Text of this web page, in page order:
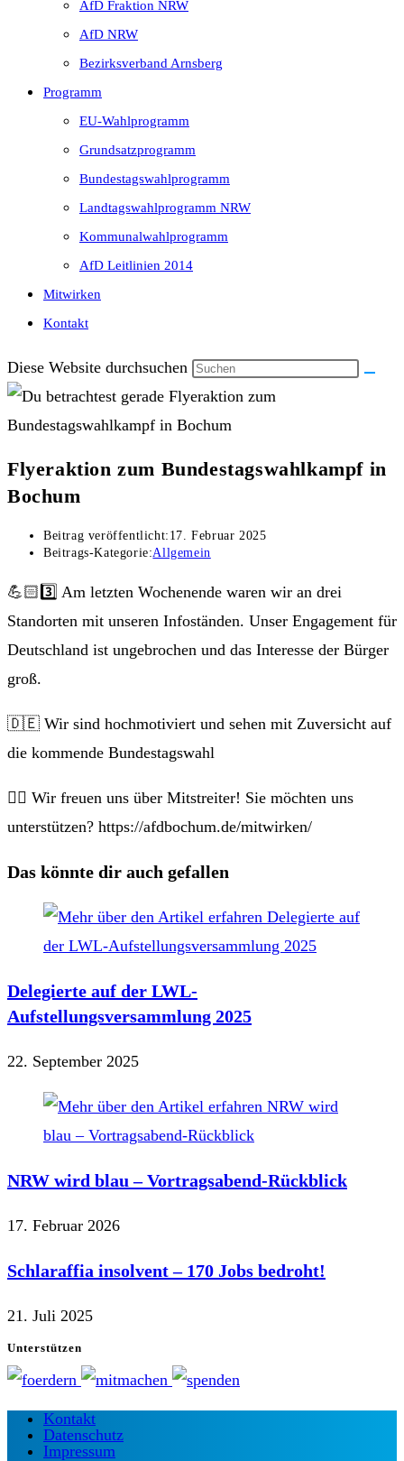
AfD Fraktion NRW
AfD NRW
Bezirksverband Arnsberg
Programm
EU-Wahlprogramm
Grundsatzprogramm
Bundestagswahlprogramm
Landtagswahlprogramm NRW
Kommunalwahlprogramm
AfD Leitlinien 2014
Mitwirken
Kontakt
Diese Website durchsuchen
Flyeraktion zum Bundestagswahlkampf in
Bochum
Beitrag veröffentlicht: 17. Februar 2025
Beitrags-Kategorie:Allgemein
💪🏻3️⃣ Am letzten Wochenende waren wir an drei
Standorten mit unseren Infoständen. Unser Engagement für
Deutschland ist ungebrochen und das Interesse der Bürger
groß.
🇩🇪 Wir sind hochmotiviert und sehen mit Zuversicht auf
die kommende Bundestagswahl
✍🏻 Wir freuen uns über Mitstreiter! Sie möchten uns
unterstützen? https://afdbochum.de/mitwirken/
Das könnte dir auch gefallen
Delegierte auf der LWL-
Aufstellungsversammlung 2025
22. September 2025
NRW wird blau – Vortragsabend-Rückblick
17. Februar 2026
Schlaraffia insolvent – 170 Jobs bedroht!
21. Juli 2025
Unterstützen
Kontakt
Datenschutz
Impressum